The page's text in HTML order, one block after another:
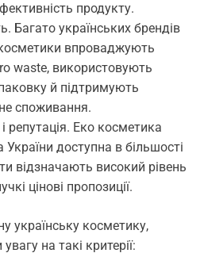
продукту.
Багато українських брендів
впроваджують
waste, використовують
й підтримують
споживання.
репутація. Еко косметика
України доступна в більшості
відзначають високий рівень
цінові пропозиції.
українську косметику,
на такі критерії: